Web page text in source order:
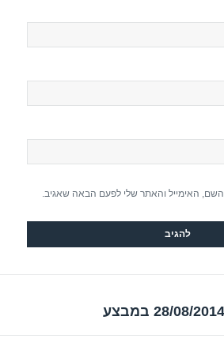
האימייל והאתר שלי לפעם הבאה שאגיב.